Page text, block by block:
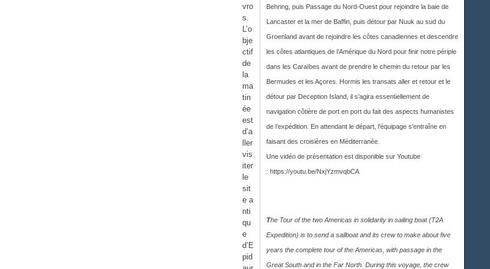
vro
s.
L’o
bje
ctif
de
la
ma
tin
ée
est
d’a
ller
vis
iter
le
sit
e a
nti
qu
e
d’E
pid
Behring, puis Passage du Nord-Ouest pour rejoindre la baie de
Lancaster et la mer de Baffin, puis détour par Nuuk au sud du
Groenland avant de rejoindre les côtes canadiennes et descendre
les côtes atlantiques de l’Amérique du Nord pour finir notre périple
dans les Caraïbes avant de prendre le chemin du retour par les
Bermudes et les Açores. Hormis les transats aller et retour et le
détour par Deception Island, il s’agira essentiellement de
navigation côtière de port en port du fait des aspects humanistes
de l’expédition. En attendant le départ, l'équipage s'entraîne en
faisant des croisières en Méditerranée.
Une vidéo de présentation est disponible sur Youtube
: https://youtu.be/NxjYzmvqbCA
The Tour of the two Americas in solidarity in sailing boat (T2A
Expedition) is to send a sailboat and its crew to make about five
years the complete tour of the Americas, with passage in the
Great South and in the Far North. During this voyage, the crew